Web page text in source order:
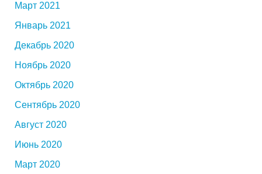
Март 2021
Январь 2021
Декабрь 2020
Ноябрь 2020
Октябрь 2020
Сентябрь 2020
Август 2020
Июнь 2020
Март 2020